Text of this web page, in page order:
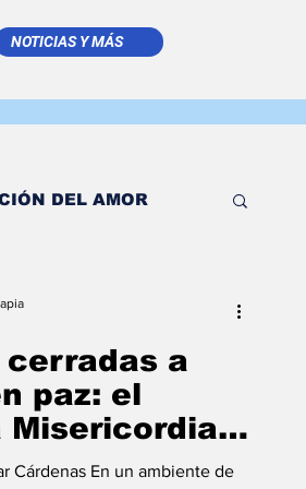
NOTICIAS Y MÁS
DEL AMOR
DESDE EL TINTERO
DE MAR
cerradas a
paz: el
Misericordia
misa de
Cárdenas En un ambiente de